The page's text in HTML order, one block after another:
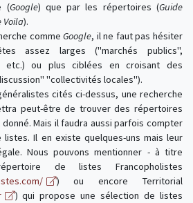
(Google) que par les répertoires (Guide
Voila).
commeGoogle, il ne faut pas hésiter
assez larges ("marchés publics",
etc.) ou plus ciblées en croisant des
"collectivités locales").
cités ci-dessus, une recherche
peut-être de trouver des répertoires
Mais il faudra aussi parfois compter
Il en existe quelques-uns mais leur
Nous pouvons mentionner - à titre
de listes Francopholistes
) ou encore Territorial
) qui propose une sélection de listes